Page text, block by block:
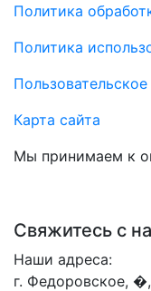
Политика
Политика
Карта сайта
Мы принимаем к
Свяжитесь с
Наши адреса:
г. Федоровское,